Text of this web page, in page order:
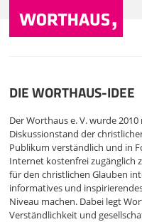
DIE WORTHAUS-IDEE
Der Worthaus e. V. wurde
Diskussionstand der
Publikum verständlich und in
Internet kostenfrei zugänglich
für den christlichen Glauben
informatives und
Niveau machen. Dabei legt
Verständlichkeit und